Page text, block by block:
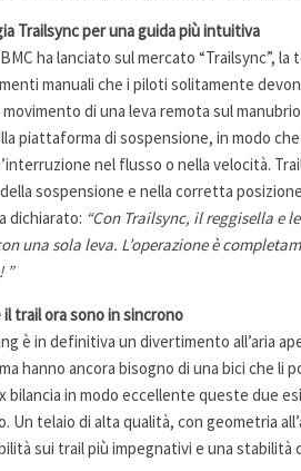
Trailsync per una guida più intuitiva
ha lanciato sul mercato “Trailsync”,
manuali che i piloti solitamente
di una leva remota sul
piattaforma di sospensione, in modo
nel flusso o nella velocità.
sospensione e nella corretta
dichiarato: “Con Trailsync, il reggisella e
una sola leva. L’operazione è
”
il trail ora sono in sincrono
è in definitiva un divertimento all’aria
hanno ancora bisogno di una bici che
bilancia in modo eccellente queste due
Un telaio di alta qualità, con geometria
sui trail più impegnativi e una stabilità